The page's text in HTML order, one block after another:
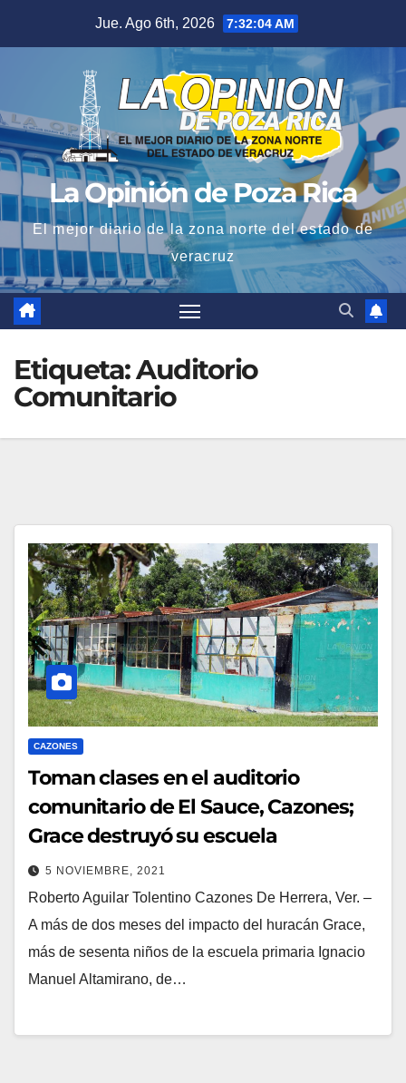
Jue. Ago 6th, 2026 7:32:05 AM
La Opinión de Poza Rica
El mejor diario de la zona norte del estado de
veracruz
Etiqueta:Auditorio
Comunitario
CAZONES
Toman clases en el auditorio
comunitario de El Sauce, Cazones;
Grace destruyó su escuela
5 NOVIEMBRE, 2021
Roberto Aguilar Tolentino Cazones De Herrera, Ver. –
A más de dos meses del impacto del huracán Grace,
más de sesenta niños de la escuela primaria Ignacio
Manuel Altamirano, de…